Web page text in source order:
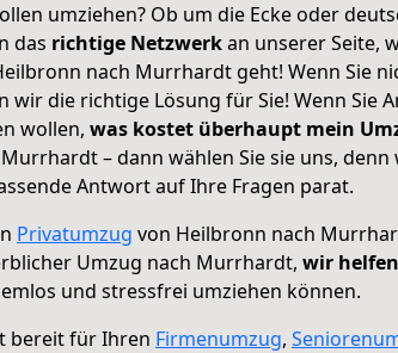
umziehen? Ob um die Ecke oder
das richtige Netzwerkan unserer Seite,
nach Murrhardt geht! Wenn Sie
wir die richtige Lösung für Sie! Wenn Sie
wollen, was kostet überhaupt mein
– dann wählen Sie sie uns,
Antwort auf Ihre Fragen parat.
Privatumzug von Heilbronn nach
Umzug nach Murrhardt, wir helfen
und stressfrei umziehen können.
bereit für Ihren Firmenumzug,